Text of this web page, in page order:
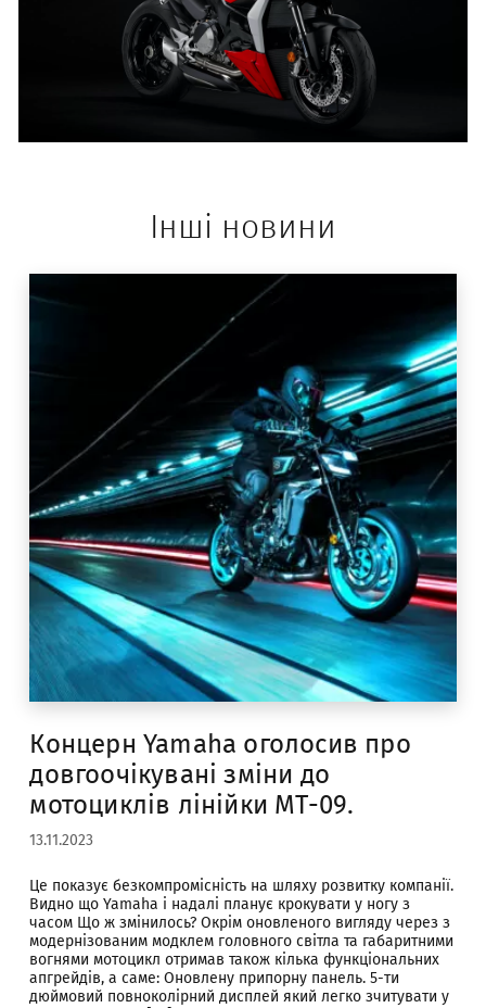
Інші новини
Концерн Yamaha оголосив про
довгоочікувані зміни до
мотоциклів лінійки МТ-09.
13.11.2023
Це показує безкомпромісність на шляху розвитку компанії.
Видно що Yamaha і надалі планує крокувати у ногу з
часом Що ж змінилось? Окрім оновленого вигляду через з
модернізованим модклем головного світла та габаритними
вогнями мотоцикл отримав також кілька функціональних
апгрейдів, а саме: Оновлену припорну панель. 5-ти
дюймовий повноколірний дисплей який легко зчитувати у